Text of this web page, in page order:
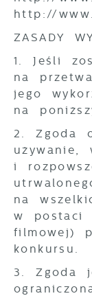
http://
ZASADY
1. Jeśli
na
jego
na
2. Zgoda
używanie,
i
na
w postaci
filmowej)
konkursu.
3. Zgoda